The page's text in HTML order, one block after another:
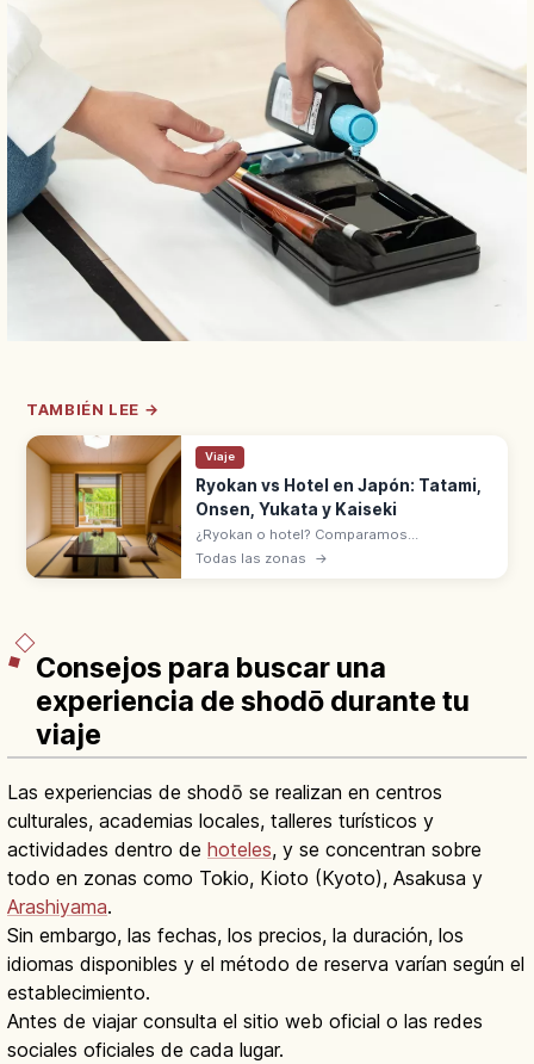
TAMBIÉN LEE →
Viaje
Ryokan vs Hotel en Japón: Tatami,
Onsen, Yukata y Kaiseki
¿Ryokan o hotel? Comparamos
habitaciones, comidas, onsen y normas del
Todas las zonas →
Consejos para buscar una
experiencia de shodō durante tu
viaje
Las experiencias de shodō se realizan en centros
culturales, academias locales, talleres turísticos y
actividades dentro de hoteles, y se concentran sobre
todo en zonas como Tokio, Kioto (Kyoto), Asakusa y
Arashiyama.
Sin embargo, las fechas, los precios, la duración, los
idiomas disponibles y el método de reserva varían según el
establecimiento.
Antes de viajar consulta el sitio web oficial o las redes
sociales oficiales de cada lugar.